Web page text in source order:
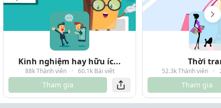
Kinh nghiệm hay hữu íc...
88k Thành viên · 60.1k Bài viết
Tham gia
Thời
52.3k Thành viên ·
Tham gia